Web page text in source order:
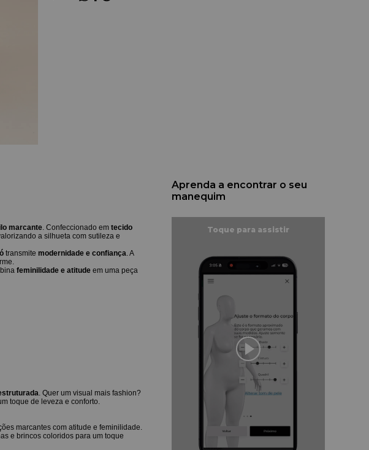
marcante. Confeccionado em tecido
a silhueta com sutileza e
transmite modernidade e confiança. A
feminilidade e atitude em uma peça
. Quer um visual mais fashion?
toque de leveza e conforto.
marcantes com atitude e feminilidade.
e brincos coloridos para um toque
Aprenda a encontrar o seu
manequim